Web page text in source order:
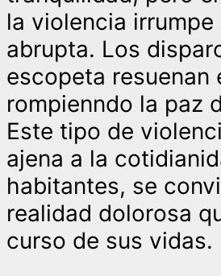
la violencia irrumpe
abrupta. Los
escopeta resuenan
rompienndo la paz
Este tipo de
ajena a la
habitantes, se
realidad dolorosa
curso de sus vidas.